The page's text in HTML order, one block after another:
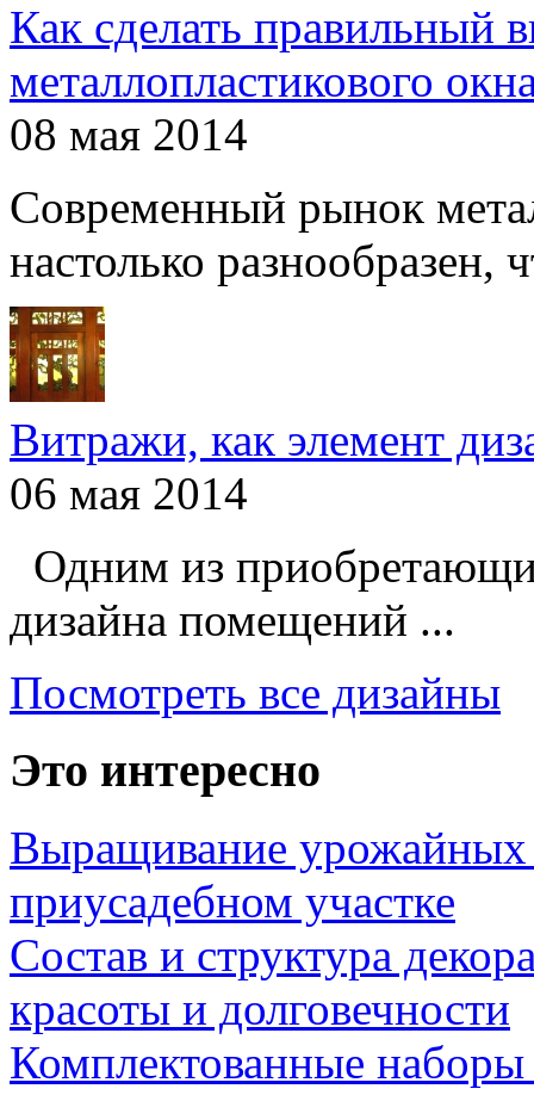
Как сделать правильный
металлопластикового
08 мая 2014
Современный рынок
настолько разнообразен,
Витражи, как элемент
06 мая 2014
Одним из
дизайна помещений ...
Посмотреть все дизайны
Это интересно
Выращивание урожайных
приусадебном участке
Состав и структура
красоты и долговечности
Комплектованные наборы